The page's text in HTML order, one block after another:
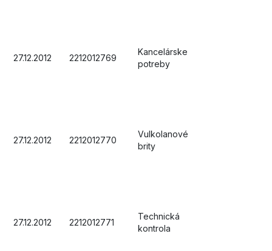
27.12.2012 2212012769
Kancelárske
potreby
27.12.2012 2212012770
Vulkolanové
brity
27.12.2012 2212012771
Technická
kontrola